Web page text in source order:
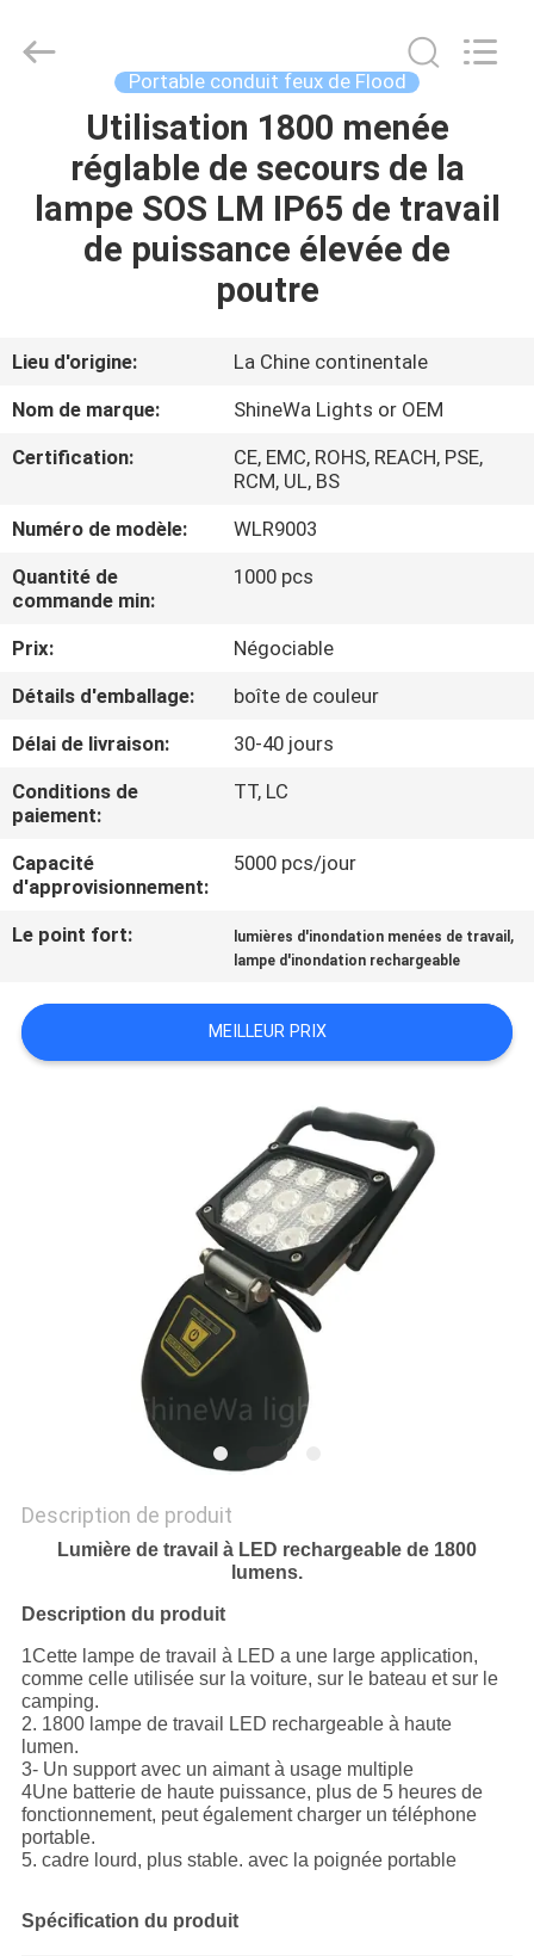
MAISON
VIDÉOS
PROPOS
DE
NOUS
VISITE
L'USINE
CONTRÔLE
DE
LA
CONTACTER
POLITIQUE
DE
CONFIDENTIALITÉ
International
Trade
Portable conduit feux de Flood
Utilisation 1800 menée
réglable de secours de la
lampe SOS LM IP65 de travail
de puissance élevée de
poutre
Lieu d'origine:
La Chine continentale
Nom de marque:
ShineWa Lights or OEM
Certification:
CE, EMC, ROHS, REACH, PSE,
RCM, UL, BS
Numéro de modèle:
WLR9003
Quantité de
commande min:
1000 pcs
Prix:
Négociable
Détails d'emballage:
boîte de couleur
Délai de livraison:
30-40 jours
Conditions de
paiement:
TT, LC
Capacité
d'approvisionnement:
5000 pcs/jour
Le point fort: lumières d'inondation menées de travail ,
lampe d'inondation rechargeable
MEILLEUR PRIX
Description de produit
Lumière de travail à LED rechargeable de 1800
lumens.
Description du produit
1Cette lampe de travail à LED a une large application,
comme celle utilisée sur la voiture, sur le bateau et sur le
camping.
2. 1800 lampe de travail LED rechargeable à haute
lumen.
3- Un support avec un aimant à usage multiple
4Une batterie de haute puissance, plus de 5 heures de
fonctionnement, peut également charger un téléphone
portable.
5. cadre lourd, plus stable. avec la poignée portable
Spécification du produit